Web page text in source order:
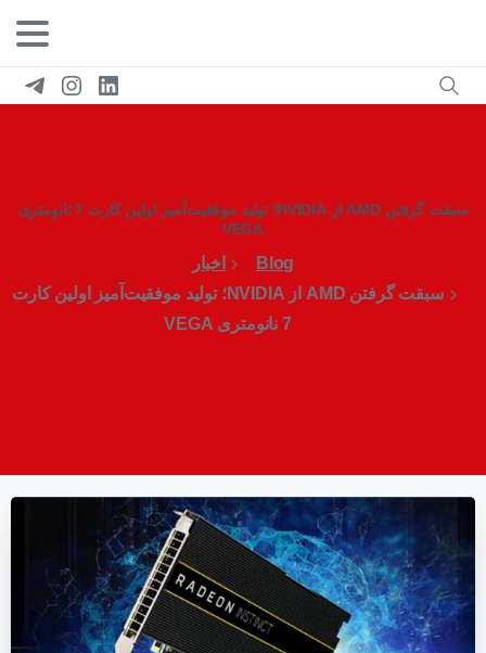
سبقت گرفتن AMD از NVIDIA؛ تولید موفقیت‌آمیز اولین کارت 7 نانومتری
VEGA
Blog
اخبار
سبقت گرفتن AMD از NVIDIA؛ تولید موفقیت‌آمیز اولین کارت
7 نانومتری VEGA